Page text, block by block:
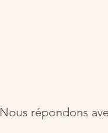
Nous répondons